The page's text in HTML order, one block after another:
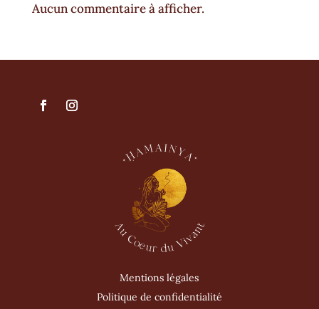
Aucun commentaire à afficher.
Mentions légales
Politique de confidentialité